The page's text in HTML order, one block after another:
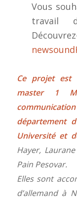
Vous
travail
Ce projet est
master 1
département
Université et
Hayer,
Pain Pesovar.
Elles sont
d’allemand à